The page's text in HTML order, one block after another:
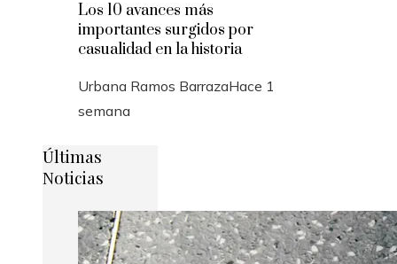
Los 10 avances más
importantes surgidos por
casualidad en la historia
Urbana Ramos BarrazaHace 1
semana
Últimas
Noticias